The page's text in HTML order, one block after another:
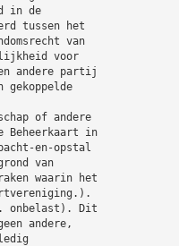
in de
tussen het
van
voor
andere partij
of andere
Beheerkaart in
en-opstal
van
waarin het
onbelast). Dit
andere,